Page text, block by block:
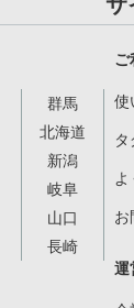
群馬
北海道
新潟
岐阜
山口
長崎
ご
使
よ
お
運